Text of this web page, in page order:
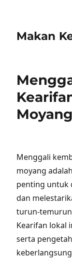
Makan
Moyang
Menggali
moyang
penting untuk
dan
turun-
Kearifan lokal
serta